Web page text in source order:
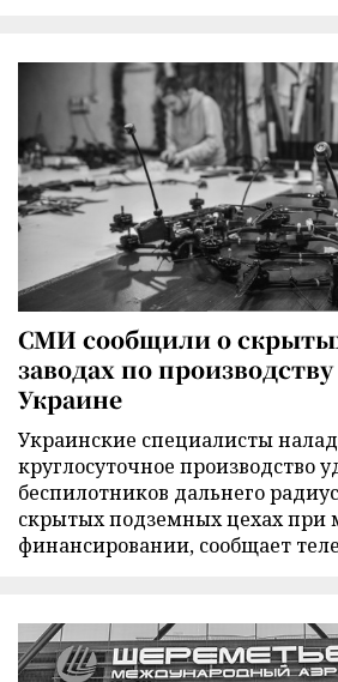
СМИ сообщили о
заводах по
Украине
Украинские специалисты
круглосуточное производство
беспилотников дальнего
скрытых подземных цехах
финансировании, сообщает